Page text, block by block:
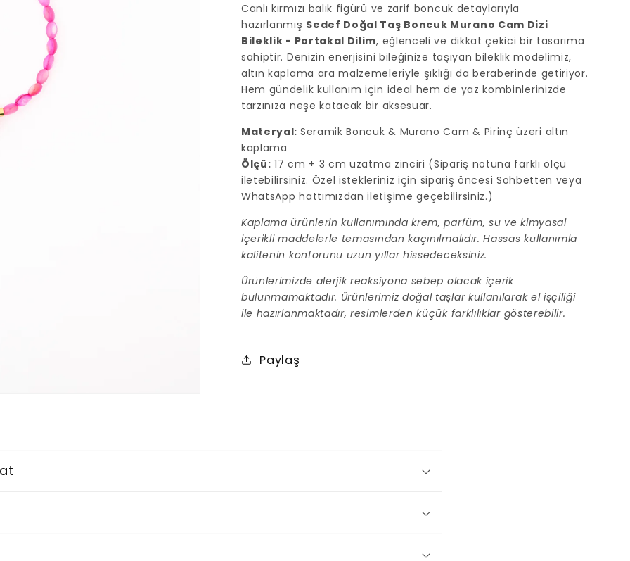
Portakal
Dilim
için
adedi
azaltın
Portakal
Dilim
adedi
artırın
Canlı kırmızı balık figürü ve zarif boncuk detaylarıyla
hazırlanmış Sedef Doğal Taş Boncuk Murano Cam Dizi
Bileklik - Portakal Dilim, eğlenceli ve dikkat çekici bir tasarıma
sahiptir. Denizin enerjisini bileğinize taşıyan bileklik modelimiz,
altın kaplama ara malzemeleriyle şıklığı da beraberinde getiriyor.
Hem gündelik kullanım için ideal hem de yaz kombinlerinizde
tarzınıza neşe katacak bir aksesuar.
Materyal: Seramik Boncuk & Murano Cam & Pirinç üzeri altın
kaplama
Ölçü: 17 cm + 3 cm uzatma zinciri (Sipariş notuna farklı ölçü
iletebilirsiniz. Özel istekleriniz için sipariş öncesi Sohbetten veya
WhatsApp hattımızdan iletişime geçebilirsiniz.)
Kaplama ürünlerin kullanımında krem, parfüm, su ve kimyasal
içerikli maddelerle temasından kaçınılmalıdır. Hassas kullanımla
kalitenin konforunu uzun yıllar hissedeceksiniz.
Ürünlerimizde alerjik reaksiyona sebep olacak içerik
bulunmamaktadır. Ürünlerimiz doğal taşlar kullanılarak el işçiliği
ile hazırlanmaktadır, resimlerden küçük farklılıklar gösterebilir.
Paylaş